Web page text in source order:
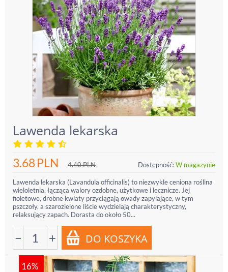
Lawenda lekarska
3.68PLN 4.40PLN Dostępność:W magazynie
Lawenda lekarska (Lavandula officinalis) to niezwykle ceniona roślina
wieloletnia, łącząca walory ozdobne, użytkowe i lecznicze. Jej
fioletowe, drobne kwiaty przyciągają owady zapylające, w tym
pszczoły, a szarozielone liście wydzielają charakterystyczny,
relaksujący zapach. Dorasta do około 50...
− +
16%